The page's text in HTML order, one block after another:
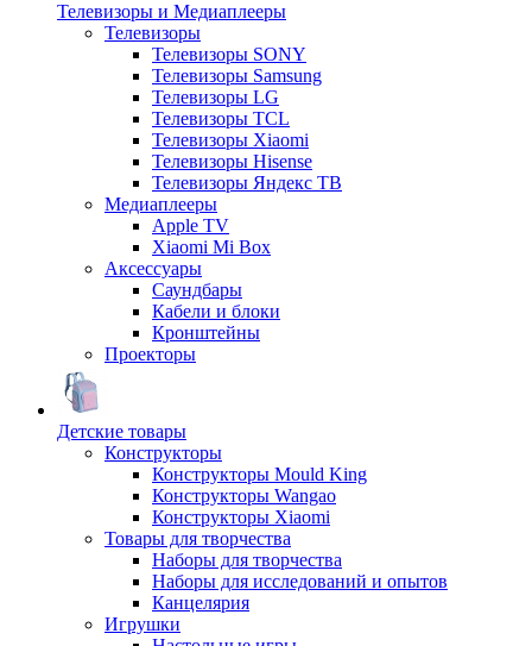
Телевизоры и Медиаплееры
Телевизоры
Телевизоры SONY
Телевизоры Samsung
Телевизоры LG
Телевизоры TCL
Телевизоры Xiaomi
Телевизоры Hisense
Телевизоры Яндекс ТВ
Медиаплееры
Apple TV
Xiaomi Mi Box
Аксессуары
Саундбары
Кабели и блоки
Кронштейны
Проекторы
Детские товары
Конструкторы
Конструкторы Mould King
Конструкторы Wangao
Конструкторы Xiaomi
Товары для творчества
Наборы для творчества
Наборы для исследований и опытов
Канцелярия
Игрушки